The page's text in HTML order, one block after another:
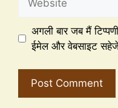
अगली बार जब मैं
ईमेल और वेबसाइट